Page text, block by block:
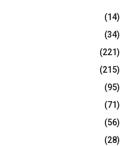
(14)
(34)
(221)
(215)
(95)
(71)
(56)
(28)